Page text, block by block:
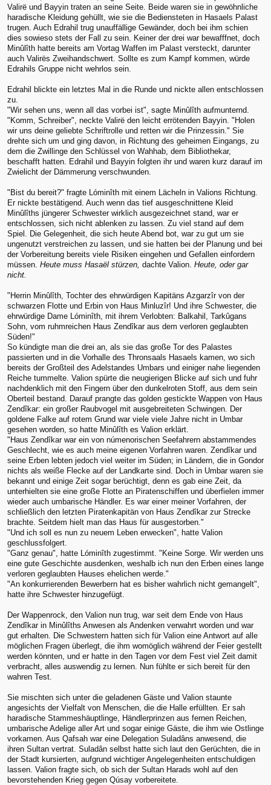
Valirë und Bayyin traten an seine Seite. Beide waren sie in gewöhnliche
haradische Kleidung gehüllt, wie sie die Bediensteten in Hasaels Palast
trugen. Auch Edrahil trug unauffällige Gewänder, doch bei ihm schien
dies sowieso stets der Fall zu sein. Keiner der drei war bewafffnet, doch
Minûlîth hatte bereits am Vortag Waffen im Palast versteckt, darunter
auch Valirës Zweihandschwert. Sollte es zum Kampf kommen, würde
Edrahils Gruppe nicht wehrlos sein.
Edrahil blickte ein letztes Mal in die Runde und nickte allen entschlossen
zu.
"Wir sehen uns, wenn all das vorbei ist", sagte Minûlîth aufmunternd.
"Komm, Schreiber", neckte Valirë den leicht errötenden Bayyin. "Holen
wir uns deine geliebte Schriftrolle und retten wir die Prinzessin." Sie
drehte sich um und ging davon, in Richtung des geheimen Eingangs, zu
dem die Zwillinge den Schlüssel von Wahhab, dem Bibliothekar,
beschafft hatten. Edrahil und Bayyin folgten ihr und waren kurz darauf im
Zwielicht der Dämmerung verschwunden.
"Bist du bereit?" fragte Lóminîth mit einem Lächeln in Valions Richtung.
Er nickte bestätigend. Auch wenn das tief ausgeschnittene Kleid
Minûlîths jüngerer Schwester wirklich ausgezeichnet stand, war er
entschlossen, sich nicht ablenken zu lassen. Zu viel stand auf dem
Spiel. Die Gelegenheit, die sich heute Abend bot, war zu gut um sie
ungenutzt verstreichen zu lassen, und sie hatten bei der Planung und bei
der Vorbereitung bereits viele Risiken eingehen und Gefallen einfordern
müssen. Heute muss Hasaël stürzen, dachte Valion. Heute, oder gar
nicht.
"Herrin Minûlîth, Tochter des ehrwürdigen Kapitäns Azgarzîr von der
schwarzen Flotte und Erbin von Haus Minluzîr! Und ihre Schwester, die
ehrwürdige Dame Lóminîth, mit ihrem Verlobten: Balkahil, Tarkûgans
Sohn, vom ruhmreichen Haus Zendîkar aus dem verloren geglaubten
Süden!"
So kündigte man die drei an, als sie das große Tor des Palastes
passierten und in die Vorhalle des Thronsaals Hasaels kamen, wo sich
bereits der Großteil des Adelstandes Umbars und einiger nahe liegenden
Reiche tummelte. Valion spürte die neugierigen Blicke auf sich und fuhr
nachdenklich mit den Fingern über den dunkelroten Stoff, aus dem sein
Oberteil bestand. Darauf prangte das golden gestickte Wappen von Haus
Zendîkar: ein großer Raubvogel mit ausgebreiteten Schwingen. Der
goldene Falke auf rotem Grund war viele viele Jahre nicht in Umbar
gesehen worden, so hatte Minûlîth es Valion erklärt.
"Haus Zendîkar war ein von númenorischen Seefahrern abstammendes
Geschlecht, wie es auch meine eigenen Vorfahren waren. Zendîkar und
seine Erben lebten jedoch viel weiter im Süden; in Ländern, die in Gondor
nichts als weiße Flecke auf der Landkarte sind. Doch in Umbar waren sie
bekannt und einige Zeit sogar berüchtigt, denn es gab eine Zeit, da
unterhielten sie eine große Flotte an Piratenschiffen und überfielen immer
wieder auch umbarische Händler. Es war einer meiner Vorfahren, der
schließlich den letzten Piratenkapitän von Haus Zendîkar zur Strecke
brachte. Seitdem hielt man das Haus für ausgestorben."
"Und ich soll es nun zu neuem Leben erwecken", hatte Valion
geschlussfolgert.
"Ganz genau", hatte Lóminîth zugestimmt. "Keine Sorge. Wir werden uns
eine gute Geschichte ausdenken, weshalb ich nun den Erben eines lange
verloren geglaubten Hauses ehelichen werde."
"An konkurrierenden Bewerbern hat es bisher wahrlich nicht gemangelt",
hatte ihre Schwester hinzugefügt.
Der Wappenrock, den Valion nun trug, war seit dem Ende von Haus
Zendîkar in Minûlîths Anwesen als Andenken verwahrt worden und war
gut erhalten. Die Schwestern hatten sich für Valion eine Antwort auf alle
möglichen Fragen überlegt, die ihm womöglich während der Feier gestellt
werden könnten, und er hatte in den Tagen vor dem Fest viel Zeit damit
verbracht, alles auswendig zu lernen. Nun fühlte er sich bereit für den
wahren Test.
Sie mischten sich unter die geladenen Gäste und Valion staunte
angesichts der Vielfalt von Menschen, die die Halle erfüllten. Er sah
haradische Stammeshäuptlinge, Händlerprinzen aus fernen Reichen,
umbarische Adelige aller Art und sogar einige Gäste, die ihm wie Ostlinge
vorkamen. Aus Qafsah war eine Delegation Suladâns anwesend, die
ihren Sultan vertrat. Suladân selbst hatte sich laut den Gerüchten, die in
der Stadt kursierten, aufgrund wichtiger Angelegenheiten entschuldigen
lassen. Valion fragte sich, ob sich der Sultan Harads wohl auf den
bevorstehenden Krieg gegen Qúsay vorbereitete.